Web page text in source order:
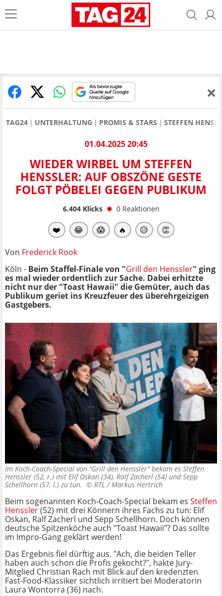
TAG24 UNTERHALTUNG PROMIS & STARS STEFFEN
01.04.2025 20:45
WIEDER WIRBEL UM STEFFEN
HENSSLER: AUF OBSZÖNE GESTE
FOLGT PÖBELEI GEGEN PUBLIKUM
6.404Klicks 0 Reaktionen
❤️ 😂 😱 🔥 😥 👏
Von Frederick Rook
Köln - Beim Staffel-Finale von "Grill den Henssler" ging
es mal wieder ordentlich zur Sache. Dabei erhitzte
nicht nur der "Toast Hawaii" die Gemüter, auch das
Publikum geriet ins Kreuzfeuer des überehrgeizigen
Gastgebers.
Im Koch-Coach-Special von "Grill den Henssler" bekam es Steffen
Henssler (52, r.) mit Elif Oskan (34), Ralf Zacherl (54) und Sepp
Schellhorn (57, l.) zu tun. © RTL / Markus Hertrich
Beim sogenannten Koch-Coach-Special bekam es Steffen
Henssler(52) mit drei Könnern ihres Fachs zu tun: Elif
Oskan, Ralf Zacherl und Sepp Schellhorn. Doch können
deutsche Spitzenköche auch "Toast Hawaii"? Das sollte
im Impro-Gang geklärt werden!
Das Ergebnis fiel dürftig aus. "Ach, die beiden Teller
haben auch schon die Profis gekocht?", hakte Jury-
Mitglied Christian Rach mit Blick auf den kredenzten
Fast-Food-Klassiker sichtlich irritiert bei Moderatorin
Laura Wontorra (36) nach.